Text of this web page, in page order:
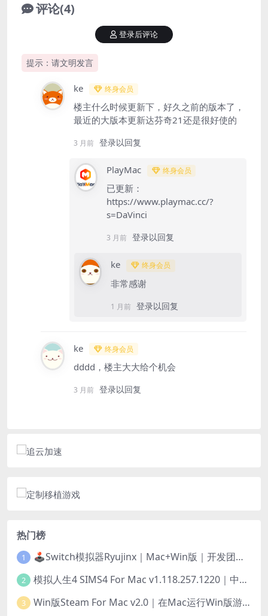
评论(4)
提示：请文明发言
登录后评论
ke 终身会员
楼主什么时候更新下，好久之前的版本了，
最近的大版本更新达芬奇21还是很好使的
3 月前 登录以回复
PlayMac 终身会员
已更新：
https://www.playmac.cc/?
s=DaVinci
3 月前 登录以回复
ke 终身会员
非常感谢
1 月前 登录以回复
ke 终身会员
dddd，楼主大大给个机会
3 月前 登录以回复
热门榜
1 🕹️Switch模拟器Ryujinx｜Mac+Win版｜开发团队已解散此乃最后的绝唱版本
2 模拟人生4 SIMS4 For Mac v1.118.257.1220｜中文原生版｜无限金币｜全100DLC
3 Win版Steam For Mac v2.0｜在Mac运行Win版游戏！｜升级GPTK4.0支持！